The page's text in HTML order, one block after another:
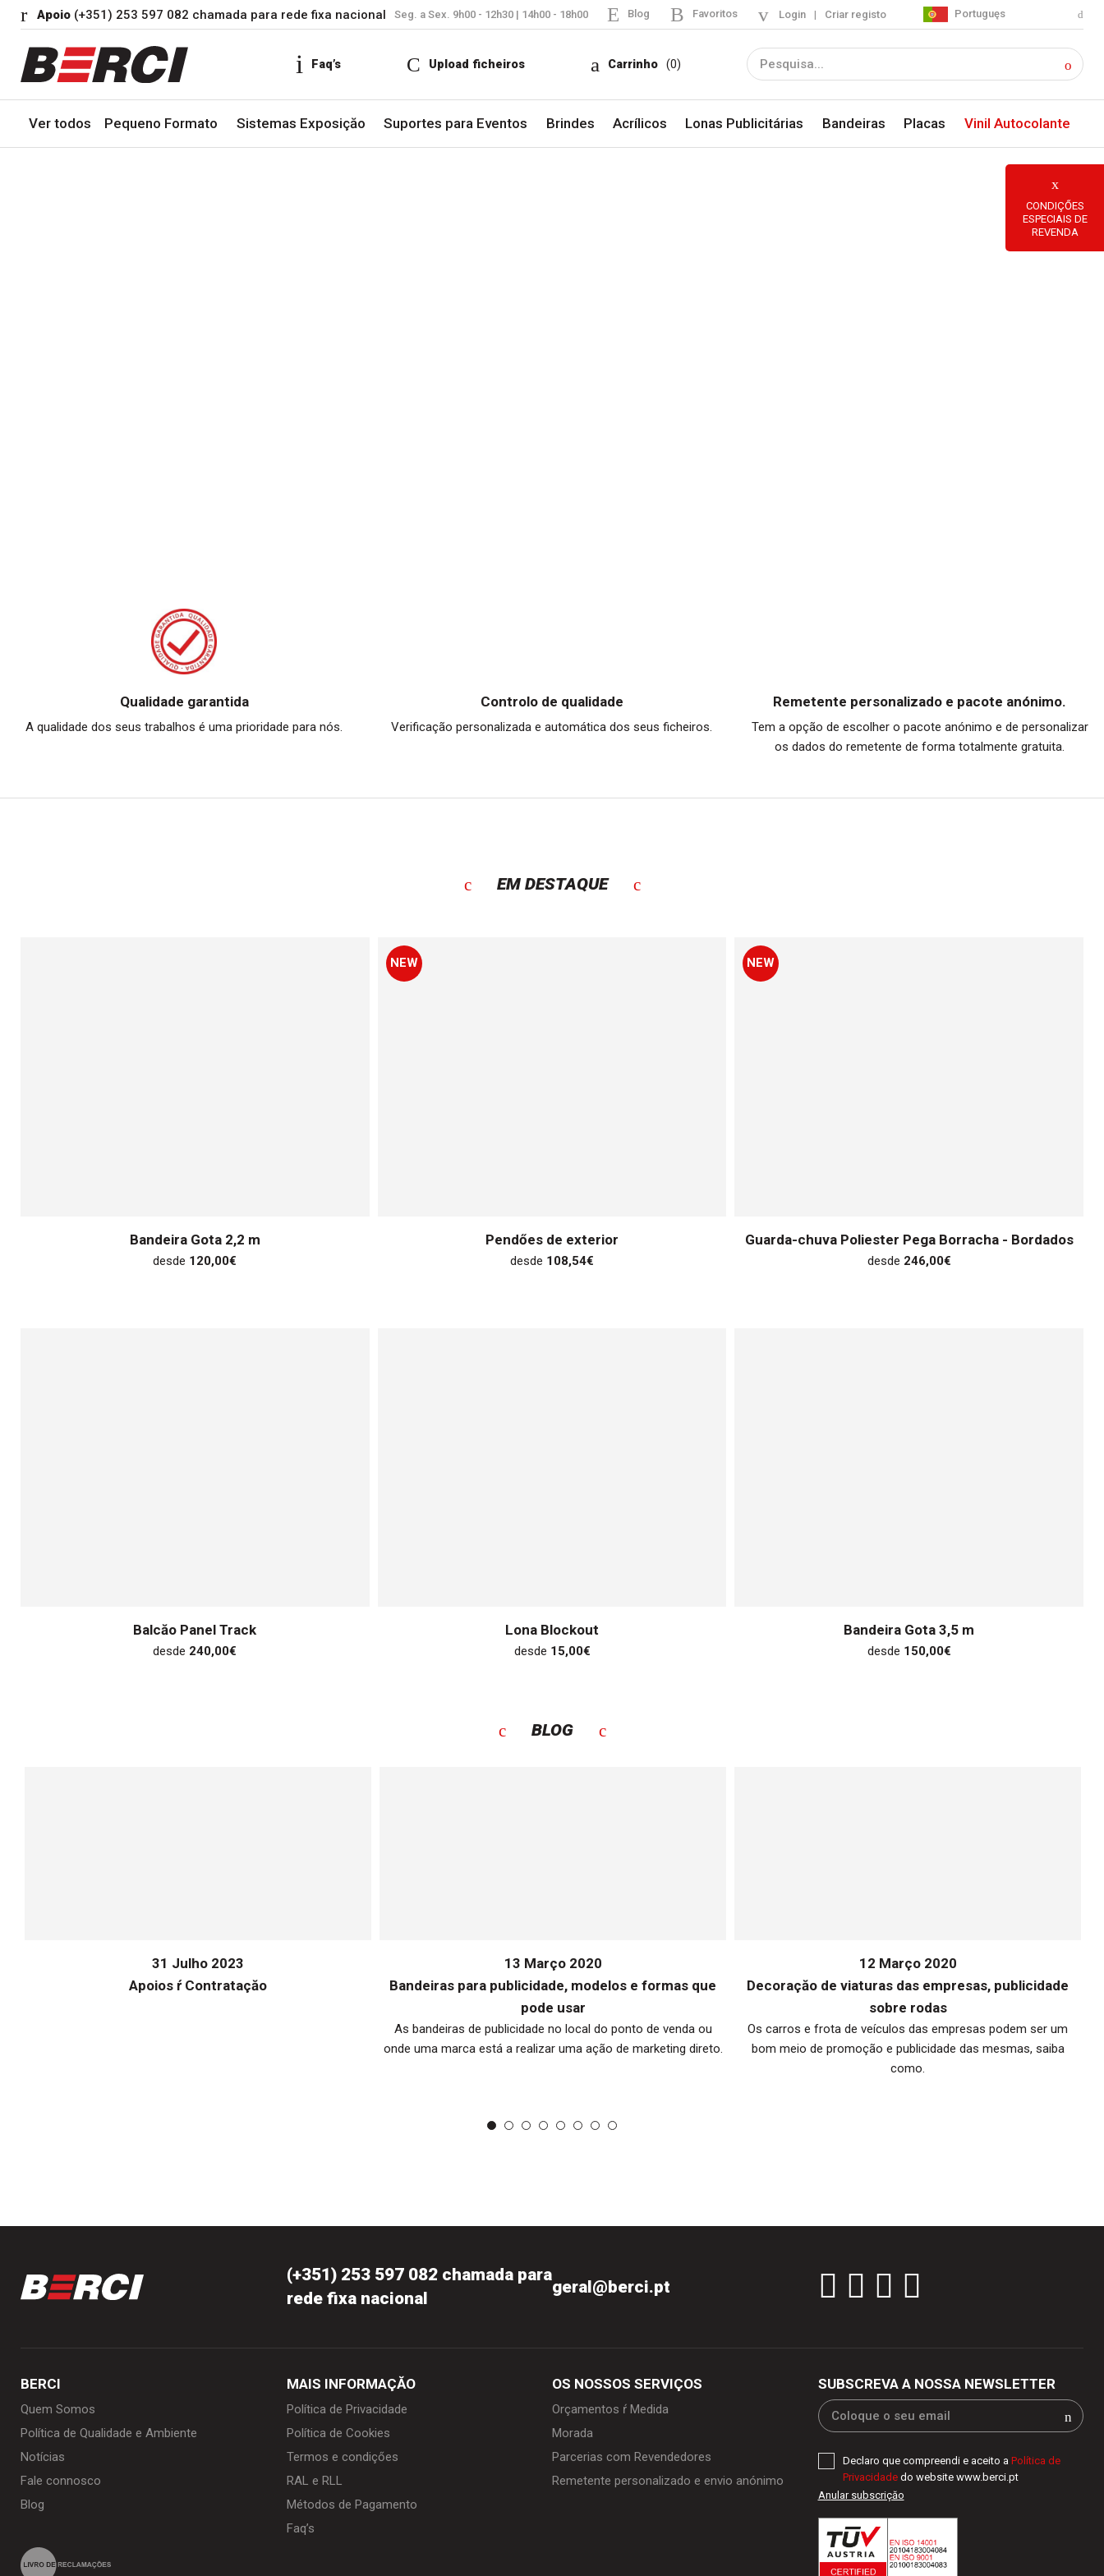
Apoio (+351) 253 597 082 chamada para rede fixa nacional Seg. a Sex. 9h00 - 12h30 | 14h00 - 18h00 Blog Favoritos Login | Criar registo Portuguęs
Faq’s Upload ficheiros Carrinho (0)
Ver todos Pequeno Formato Sistemas Exposiçăo Suportes para Eventos Brindes Acrílicos Lonas Publicitárias Bandeiras Placas Vinil Autocolante
Qualidade garantida
A qualidade dos seus trabalhos é uma prioridade para nós.
Controlo de qualidade
Verificação personalizada e automática dos seus ficheiros.
Remetente personalizado e pacote anónimo.
Tem a opção de escolher o pacote anónimo e de personalizar
os dados do remetente de forma totalmente gratuita.
EM DESTAQUE
Bandeira Gota 2,2 m
desde 120,00€
NEW
Pendőes de exterior
desde 108,54€
NEW
Guarda-chuva Poliester Pega Borracha - Bordados
desde 246,00€
Balcăo Panel Track
desde 240,00€
Lona Blockout
desde 15,00€
Bandeira Gota 3,5 m
desde 150,00€
BLOG
31 Julho 2023
Apoios ŕ Contrataçăo
13 Março 2020
Bandeiras para publicidade, modelos e formas que
pode usar
As bandeiras de publicidade no local do ponto de venda ou
onde uma marca está a realizar uma ação de marketing direto.
12 Março 2020
Decoraçăo de viaturas das empresas, publicidade
sobre rodas
Os carros e frota de veículos das empresas podem ser um
bom meio de promoção e publicidade das mesmas, saiba
como.
(+351) 253 597 082 chamada para
rede fixa nacional
geral@berci.pt
BERCI
Quem Somos
Política de Qualidade e Ambiente
Notícias
Fale connosco
Blog
MAIS INFORMAÇĂO
Política de Privacidade
Política de Cookies
Termos e condiçőes
RAL e RLL
Métodos de Pagamento
Faq’s
OS NOSSOS SERVIÇOS
Orçamentos ŕ Medida
Morada
Parcerias com Revendedores
Remetente personalizado e envio anónimo
SUBSCREVA A NOSSA NEWSLETTER
Declaro que compreendi e aceito a Política de
Privacidadedo website www.berci.pt
Anular subscriçăo
CONDIÇŐES
ESPECIAIS DE
REVENDA